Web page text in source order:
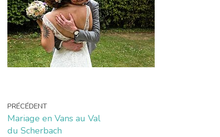
PRÉCÉDENT
Mariage en Vans au Val
du Scherbach